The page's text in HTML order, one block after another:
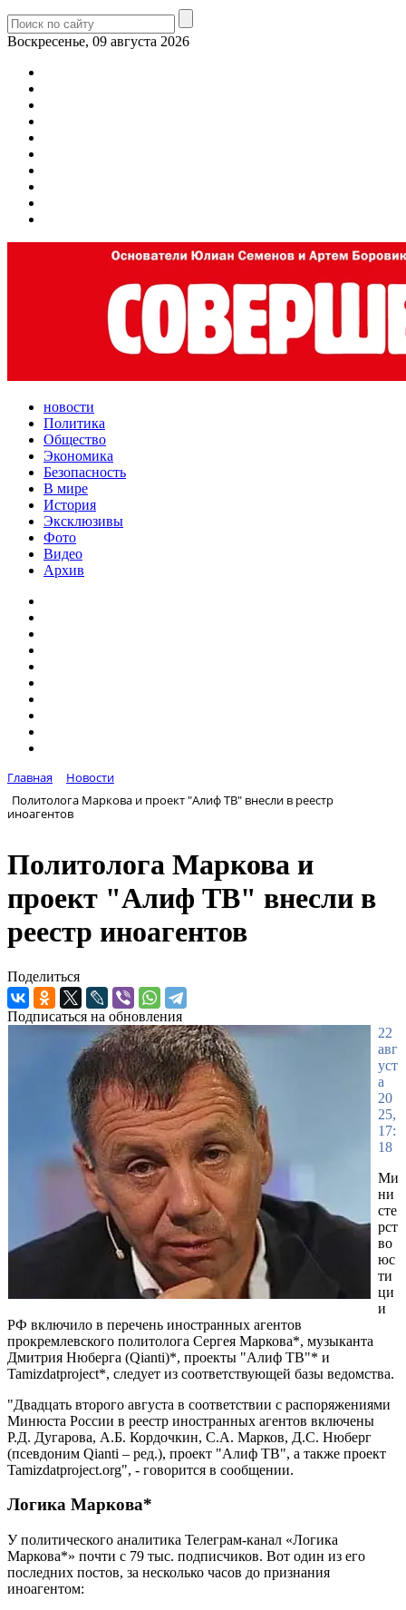
Воскресенье, 09 августа 2026
новости
Политика
Общество
Экономика
Безопасность
В мире
История
Эксклюзивы
Фото
Видео
Архив
Главная
Новости
Политолога Маркова и проект "Алиф ТВ" внесли в реестр
иноагентов
Политолога Маркова и
проект "Алиф ТВ" внесли в
реестр иноагентов
Поделиться
Подписаться на обновления
22
авг
уст
а
20
25,
17:
18
Ми
ни
сте
рст
во
юс
ти
ци
и
РФ включило в перечень иностранных агентов
прокремлевского политолога Сергея Маркова*, музыканта
Дмитрия Нюберга (Qianti)*, проекты "Алиф ТВ"* и
Tamizdatproject*, следует из соответствующей базы ведомства.
"Двадцать второго августа в соответствии с распоряжениями
Минюста России в реестр иностранных агентов включены
Р.Д. Дугарова, А.Б. Кордочкин, С.А. Марков, Д.С. Нюберг
(псевдоним Qianti – ред.), проект "Алиф ТВ", а также проект
Tamizdatproject.org", - говорится в сообщении.
Логика Маркова*
У политического аналитика Телеграм-канал «Логика
Маркова*» почти с 79 тыс. подписчиков. Вот один из его
последних постов, за несколько часов до признания
иноагентом: